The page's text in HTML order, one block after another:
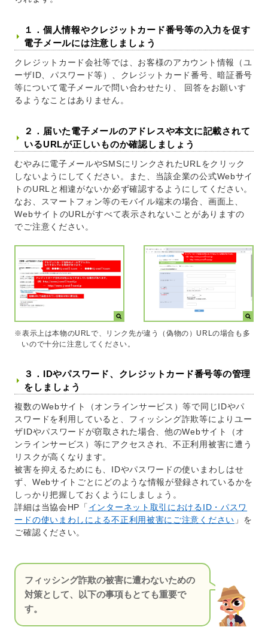
１．個人情報やクレジットカード番号等の入力を促す
電子メールには注意しましょう
クレジットカード会社等では、お客様のアカウント情報（ユ
ーザID、パスワード等）、クレジットカード番号、暗証番号
等について電子メールで問い合わせたり、 回答をお願いす
るようなことはありません。
２．届いた電子メールのアドレスや本文に記載されて
いるURLが正しいものか確認しましょう
むやみに電子メールやSMSにリンクされたURLをクリック
しないようにしてください。また、当該企業の公式Webサイ
トのURLと相違がないか必ず確認するようにしてください。
なお、スマートフォン等のモバイル端末の場合、画面上、
WebサイトのURLがすべて表示されないことがありますの
でご注意ください。
※表示上は本物のURLで、リンク先が違う（偽物の）URLの場合も多
いので十分に注意してください。
３．IDやパスワード、クレジットカード番号等の管理
をしましょう
複数のWebサイト（オンラインサービス）等で同じIDやパ
スワードを利用していると、フィッシング詐欺等によりユー
ザIDやパスワードが窃取された場合、他のWebサイト（オ
ンラインサービス）等にアクセスされ、不正利用被害に遭う
リスクが高くなります。
被害を抑えるためにも、IDやパスワードの使いまわしはせ
ず、Webサイトごとにどのような情報が登録されているかを
しっかり把握しておくようにしましょう。
詳細は当協会HP「 インターネット取引におけるID・パスワ
ードの使いまわしによる不正利用被害にご注意ください 」を
ご確認ください。
フィッシング詐欺の被害に遭わないための
対策として、以下の事項もとても重要で
す。